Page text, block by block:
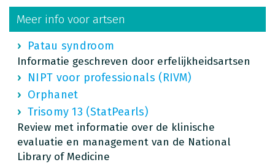
Meer info voor artsen
Patau syndroom
Informatie geschreven door erfelijkheidsartsen
NIPT voor professionals (RIVM)
Orphanet
Trisomy 13 (StatPearls)
Review met informatie over de klinische
evaluatie en management van de National
Library of Medicine